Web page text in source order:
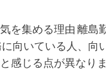
を集める理由 離島
向いている人、向
感じる点が異なり